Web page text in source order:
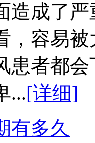
造成了
，容易
患者都
...[详细]
有多久